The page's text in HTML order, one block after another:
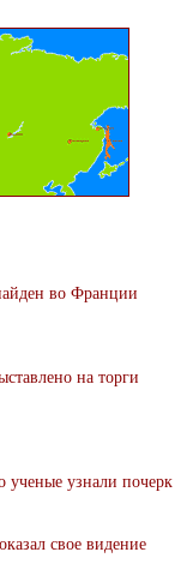
во Франции
на торги
узнали почерк
свое видение